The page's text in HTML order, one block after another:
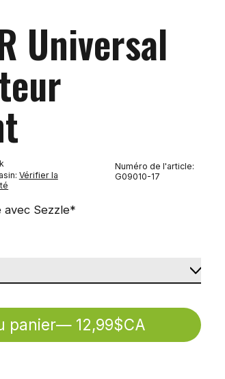
Universal
: Vérifier la
Numéro de l'article:
G09010-17
avec Sezzle*
panier
— 12,99$CA